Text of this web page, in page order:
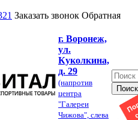
Заказать звонок Обратная
г. Воронеж,
ул.
Куколкина,
д. 29
(напротив
центра
"Галереи
Чижова", слева